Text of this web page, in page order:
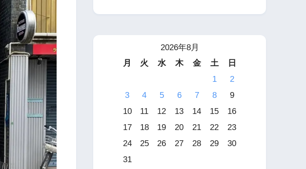
2026年8月
月
火 水 木 金 土
日
1
2
3
4 5 6 7 8
9
10
11 12 13 14 15
16
17
18 19 20 21 22
23
24
25 26 27 28 29
30
31